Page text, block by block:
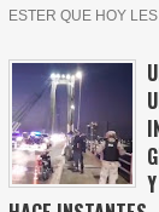
ESTER QUE HOY LES